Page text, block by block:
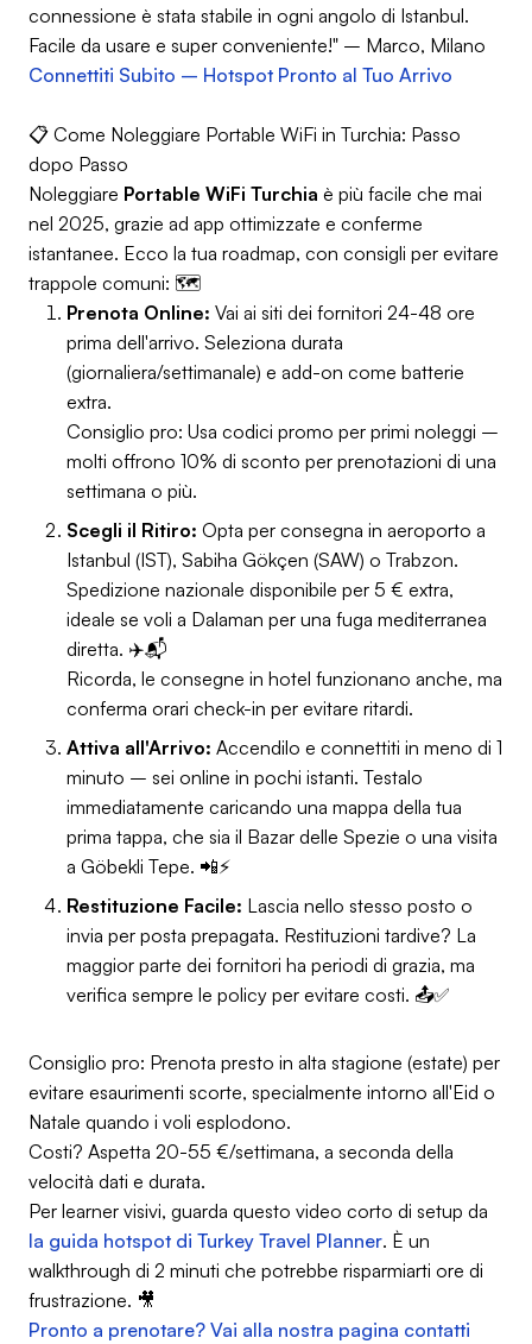
connessione è stata stabile in ogni angolo di Istanbul.
Facile da usare e super conveniente!" – Marco, Milano
Connettiti Subito – Hotspot Pronto al Tuo Arrivo
📋 Come Noleggiare Portable WiFi in Turchia: Passo
dopo Passo
Noleggiare Portable WiFi Turchia è più facile che mai
nel 2025, grazie ad app ottimizzate e conferme
istantanee. Ecco la tua roadmap, con consigli per evitare
trappole comuni: 🗺️
Prenota Online: Vai ai siti dei fornitori 24-48 ore
prima dell'arrivo. Seleziona durata
(giornaliera/settimanale) e add-on come batterie
extra.
Consiglio pro: Usa codici promo per primi noleggi –
molti offrono 10% di sconto per prenotazioni di una
settimana o più.
Scegli il Ritiro: Opta per consegna in aeroporto a
Istanbul (IST), Sabiha Gökçen (SAW) o Trabzon.
Spedizione nazionale disponibile per 5 € extra,
ideale se voli a Dalaman per una fuga mediterranea
diretta. ✈️📬
Ricorda, le consegne in hotel funzionano anche, ma
conferma orari check-in per evitare ritardi.
Attiva all'Arrivo: Accendilo e connettiti in meno di 1
minuto – sei online in pochi istanti. Testalo
immediatamente caricando una mappa della tua
prima tappa, che sia il Bazar delle Spezie o una visita
a Göbekli Tepe. 📲⚡
Restituzione Facile: Lascia nello stesso posto o
invia per posta prepagata. Restituzioni tardive? La
maggior parte dei fornitori ha periodi di grazia, ma
verifica sempre le policy per evitare costi. 📤✅
Consiglio pro: Prenota presto in alta stagione (estate) per
evitare esaurimenti scorte, specialmente intorno all'Eid o
Natale quando i voli esplodono.
Costi? Aspetta 20-55 €/settimana, a seconda della
velocità dati e durata.
Per learner visivi, guarda questo video corto di setup da
la guida hotspot di Turkey Travel Planner. È un
walkthrough di 2 minuti che potrebbe risparmiarti ore di
frustrazione. 🎥
Pronto a prenotare? Vai alla nostra pagina contatti